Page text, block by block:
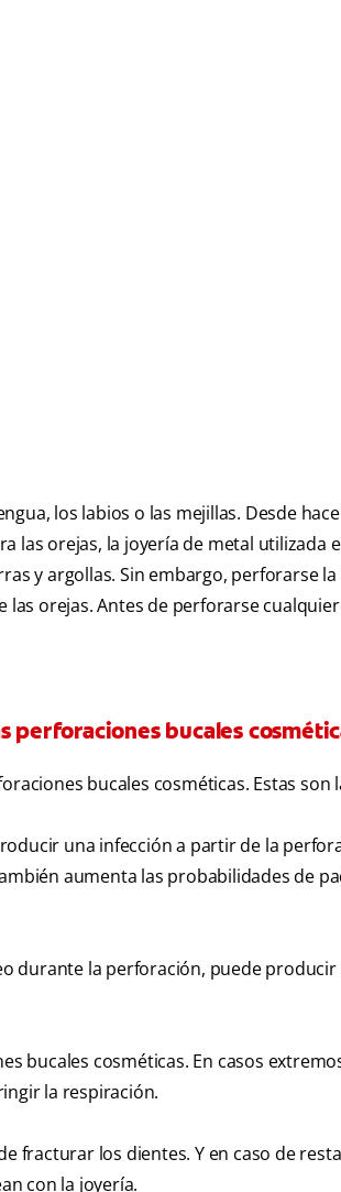
los labios o las mejillas. Desde
las orejas, la joyería de metal utilizada
y argollas. Sin embargo, perforarse
orejas. Antes de perforarse
perforaciones bucales
bucales cosméticas. Estas son
una infección a partir de la
aumenta las probabilidades de
durante la perforación, puede
bucales cosméticas. En casos
la respiración.
fracturar los dientes. Y en caso de
con la joyería.